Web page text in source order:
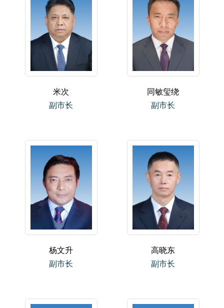
米次
副市长
同敏玺绕
副市长
杨文升
副市长
高晓东
副市长